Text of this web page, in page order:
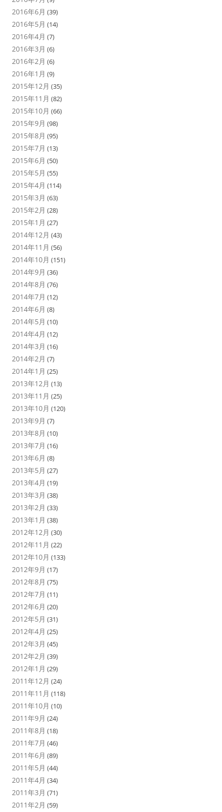
2016年6月 (39)
2016年5月 (14)
2016年4月 (7)
2016年3月 (6)
2016年2月 (6)
2016年1月 (9)
2015年12月 (35)
2015年11月 (82)
2015年10月 (66)
2015年9月 (98)
2015年8月 (95)
2015年7月 (13)
2015年6月 (50)
2015年5月 (55)
2015年4月 (114)
2015年3月 (63)
2015年2月 (28)
2015年1月 (27)
2014年12月 (43)
2014年11月 (56)
2014年10月 (151)
2014年9月 (36)
2014年8月 (76)
2014年7月 (12)
2014年6月 (8)
2014年5月 (10)
2014年4月 (12)
2014年3月 (16)
2014年2月 (7)
2014年1月 (25)
2013年12月 (13)
2013年11月 (25)
2013年10月 (120)
2013年9月 (7)
2013年8月 (10)
2013年7月 (16)
2013年6月 (8)
2013年5月 (27)
2013年4月 (19)
2013年3月 (38)
2013年2月 (33)
2013年1月 (38)
2012年12月 (30)
2012年11月 (22)
2012年10月 (133)
2012年9月 (17)
2012年8月 (75)
2012年7月 (11)
2012年6月 (20)
2012年5月 (31)
2012年4月 (25)
2012年3月 (45)
2012年2月 (39)
2012年1月 (29)
2011年12月 (24)
2011年11月 (118)
2011年10月 (10)
2011年9月 (24)
2011年8月 (18)
2011年7月 (46)
2011年6月 (89)
2011年5月 (44)
2011年4月 (34)
2011年3月 (71)
2011年2月 (59)